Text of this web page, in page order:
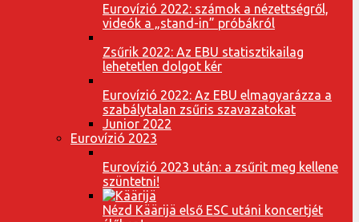
Eurovízió 2022: számok a nézettségről,
videók a „stand-in” próbákról
Zsűrik 2022: Az EBU statisztikailag
lehetetlen dolgot kér
Eurovízió 2022: Az EBU elmagyarázza a
szabálytalan zsűris szavazatokat
Junior 2022
Eurovízió 2023
Eurovízió 2023 után: a zsűrit meg kellene
szüntetni!
Nézd Käärijä első ESC utáni koncertjét